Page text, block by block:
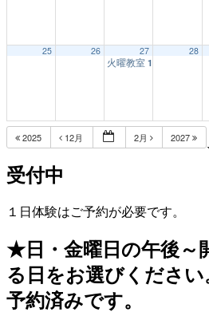
25 26 27
火曜教室 1:00 PM
28
2025 12月 2月 2027
受付中
１日体験はご予約が必要です。
★日・金曜日の午後
る日をお選びください
予約済みです。